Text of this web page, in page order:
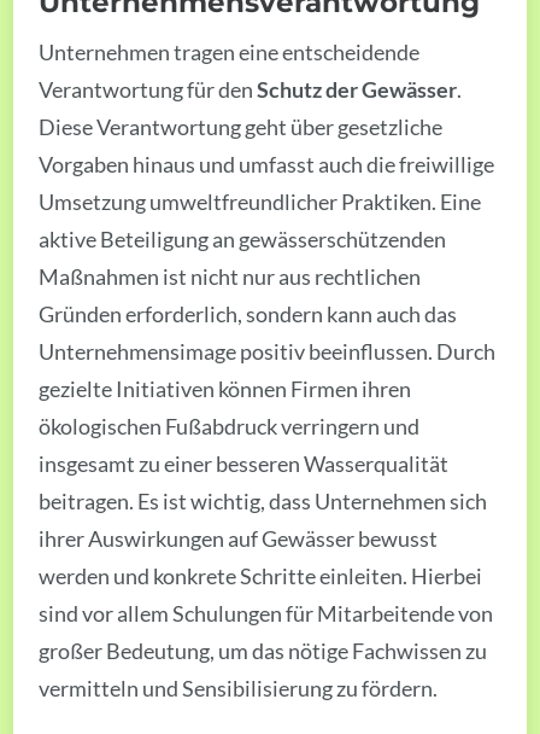
Unternehmen tragen eine entscheidende
Verantwortung für denSchutz der Gewässer.
Diese Verantwortung geht über gesetzliche
Vorgaben hinaus und umfasst auch die freiwillige
Umsetzung umweltfreundlicher Praktiken. Eine
aktive Beteiligung an gewässerschützenden
Maßnahmen ist nicht nur aus rechtlichen
Gründen erforderlich, sondern kann auch das
Unternehmensimage positiv beeinflussen. Durch
gezielte Initiativen können Firmen ihren
ökologischen Fußabdruck verringern und
insgesamt zu einer besseren Wasserqualität
beitragen. Es ist wichtig, dass Unternehmen sich
ihrer Auswirkungen auf Gewässer bewusst
werden und konkrete Schritte einleiten. Hierbei
sind vor allem Schulungen für Mitarbeitende von
großer Bedeutung, um das nötige Fachwissen zu
vermitteln und Sensibilisierung zu fördern.